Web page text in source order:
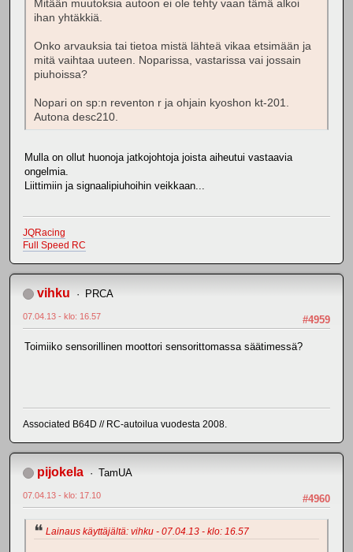
Mitään muutoksia autoon ei ole tehty vaan tämä alkoi
ihan yhtäkkiä.
Onko arvauksia tai tietoa mistä lähteä vikaa etsimään ja
mitä vaihtaa uuteen. Noparissa, vastarissa vai jossain
piuhoissa?
Nopari on sp:n reventon r ja ohjain kyoshon kt-201.
Autona desc210.
Mulla on ollut huonoja jatkojohtoja joista aiheutui vastaavia
ongelmia.
Liittimiin ja signaalipiuhoihin veikkaan...
JQRacing
Full Speed RC
vihku PRCA
#4959
07.04.13 - klo: 16.57
Toimiiko sensorillinen moottori sensorittomassa säätimessä?
Associated B64D // RC-autoilua vuodesta 2008.
pijokela TamUA
#4960
07.04.13 - klo: 17.10
Lainaus käyttäjältä: vihku - 07.04.13 - klo: 16.57